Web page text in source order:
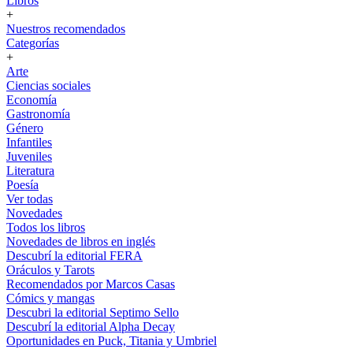
+
Nuestros recomendados
Categorías
+
Arte
Ciencias sociales
Economía
Gastronomía
Género
Infantiles
Juveniles
Literatura
Poesía
Ver todas
Novedades
Todos los libros
Novedades de libros en inglés
Descubrí la editorial FERA
Oráculos y Tarots
Recomendados por Marcos Casas
Cómics y mangas
Descubri la editorial Septimo Sello
Descubrí la editorial Alpha Decay
Oportunidades en Puck, Titania y Umbriel